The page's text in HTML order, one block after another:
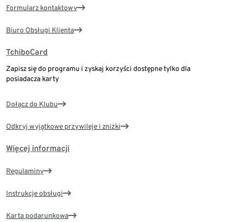
Formularz kontaktowy
Biuro Obsługi Klienta
TchiboCard
Zapisz się do programu i zyskaj korzyści dostępne tylko dla
posiadacza karty
Dołącz do Klubu
Odkryj wyjątkowe przywileje i zniżki
Więcej informacji
Regulaminy
Instrukcje obsługi
Karta podarunkowa